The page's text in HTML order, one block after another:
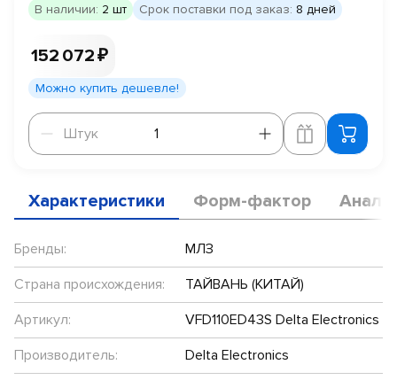
В наличии: 2 шт Срок поставки под заказ: 8 дней
152 072 ₽
Можно купить дешевле!
Штук
Штук
Характеристики Форм-фактор
Бренды:
МЛЗ
Страна происхождения:
ТАЙВАНЬ (КИТАЙ)
Артикул:
VFD110ED43S Delta Electronics
Производитель:
Delta Electronics